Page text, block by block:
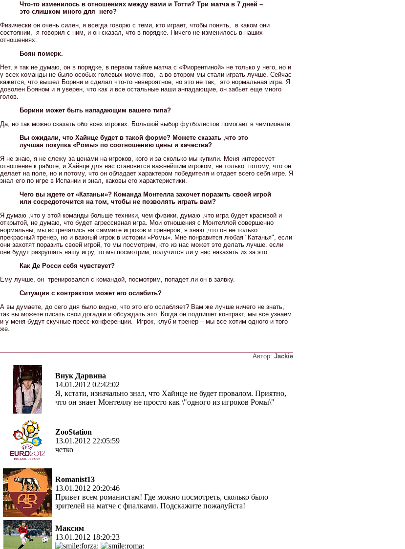
Что-то изменилось в отношениях между вами и Тотти? Три матча в 7 дней –
это слишком много для него?
Физически он очень силен, я всегда говорю с теми, кто играет, чтобы понять, в каком они
состоянии, я говорил с ним, и он сказал, что в порядке. Ничего не изменилось в наших
отношениях.
Боян померк.
Нет, я так не думаю, он в порядке, в первом тайме матча с «Фиорентиной» не только у него, но и
у всех команды не было особых голевых моментов, а во втором мы стали играть лучше. Сейчас
кажется, что вышел Борини и сделал что-то невероятное, но это не так, это нормальная игра. Я
доволен Бояном и я уверен, что как и все остальные наши анпадающие, он забьет еще много
голов.
Борини может быть нападающим вашего типа?
Да, но так можно сказать обо всех игроках. Большой выбор футболистов помогает в чемпионате.
Вы ожидали, что Хайнце будет в такой форме? Можете сказать ,что это
лучшая покупка «Ромы» по соотношению цены и качества?
Я не знаю, я не слежу за ценами на игроков, кого и за сколько мы купили. Меня интересует
отношение к работе, и Хайнце для нас становится важнейшим игроком, не только потому, что он
делает на поле, но и потому, что он обладает характером победителя и отдает всего себя игре. Я
знал его по игре в Испании и знал, каковы его характеристики.
Чего вы ждете от «Катаньи»? Команда Монтелла захочет поразить своей игрой
или сосредоточится на том, чтобы не позволять играть вам?
Я думаю ,что у этой команды больше техники, чем физики, думаю ,что игра будет красивой и
открытой, не думаю, что будет агрессивная игра. Мои отношения с Монтеллой совершенно
нормальны, мы встречались на саммите игроков и тренеров, я знаю ,что он не только
прекрасный тренер, но и важный игрок в истории «Ромы». Мне понравится любая "Катанья", если
они захотят поразить своей игрой, то мы посмотрим, кто из нас может это делать лучше. если
они будут разрушать нашу игру, то мы посмотрим, получится ли у нас наказать их за это.
Как Де Росси себя чувствует?
Ему лучше, он тренировался с командой, посмотрим, попадет ли он в заявку.
Ситуация с контрактом может его ослабить?
А вы думаете, до сего дня было видно, что это его ослабляет? Вам же лучше ничего не знать,
так вы можете писать свои догадки и обсуждать это. Когда он подпишет контракт, мы все узнаем
и у меня будут скучные пресс-конференции. Игрок, клуб и тренер – мы все хотим одного и того
же.
Автор: Jackie
Внук Дарвина
14.01.2012 02:42:02
Я, кстати, изначально знал, что Хайнце не будет провалом. Приятно,
что он знает Монтеллу не просто как \"одного из игроков Ромы\"
ZooStation
13.01.2012 22:05:59
четко
Romanist13
13.01.2012 20:20:46
Привет всем романистам! Где можно посмотреть, сколько было
зрителей на матче с фиалками. Подскажите пожалуйста!
Максим
13.01.2012 18:20:23